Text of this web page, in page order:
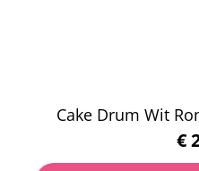
Cake Drum Wit
€